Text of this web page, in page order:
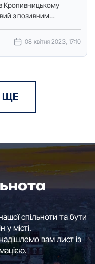
Кропивницькому
з позивним
08 квітня 2023, 17:10
ЩЕ
спільноти та бути
у місті.
вам лист із